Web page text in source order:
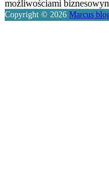
możliwościami
Copyright © 2026 Marcus